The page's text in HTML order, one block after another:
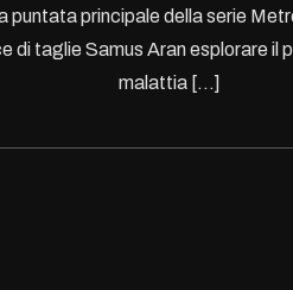
puntata principale della serie
di taglie Samus Aran esplorare
malattia […]